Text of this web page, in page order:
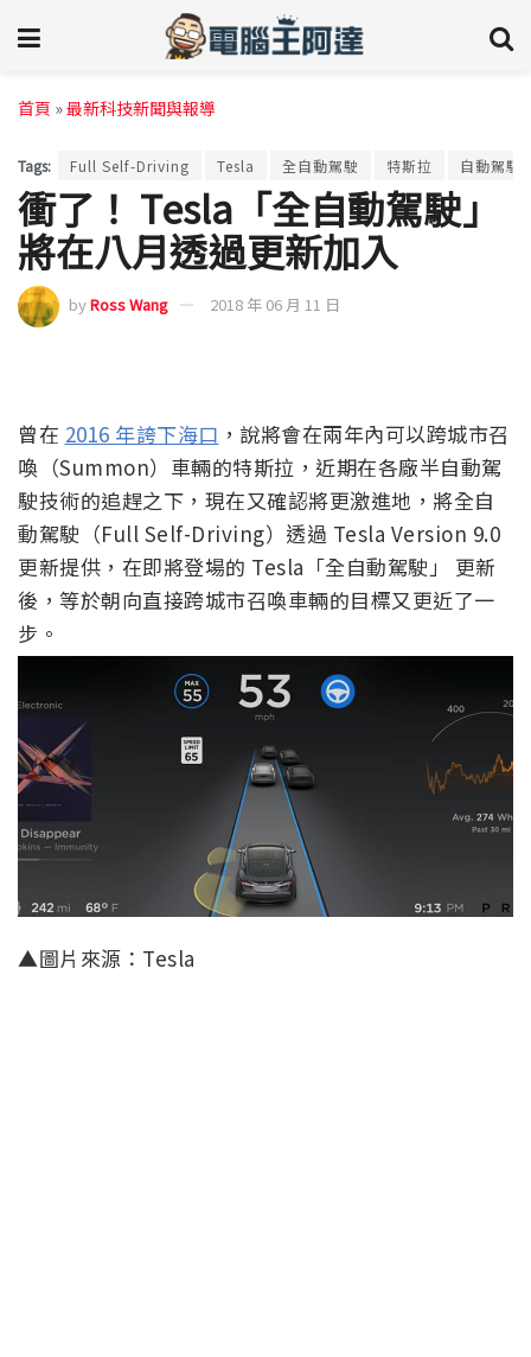
首頁 »最新科技新聞與報導
Tags: Full Self-Driving Tesla 全自動駕駛 特斯拉 自動駕駛
衝了！ Tesla「全自動駕駛」
將在八月透過更新加入
byRoss Wang 2018 年 06 月 11 日
曾在 2016 年誇下海口 ，說將會在兩年內可以跨城市召
喚（Summon）車輛的特斯拉，近期在各廠半自動駕
駛技術的追趕之下，現在又確認將更激進地，將全自
動駕駛（Full Self-Driving）透過 Tesla Version 9.0
更新提供，在即將登場的 Tesla「全自動駕駛」 更新
後，等於朝向直接跨城市召喚車輛的目標又更近了一
步。
▲圖片來源：Tesla